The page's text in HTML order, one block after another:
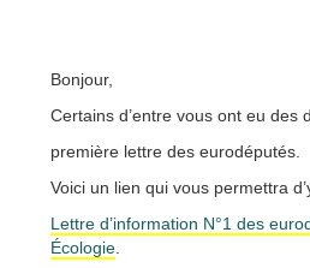
Bonjour,
Certains d’entre vous ont eu des
première lettre des eurodéputés.
Voici un lien qui vous permettra
Lettre d’information N°1 des
Écologie